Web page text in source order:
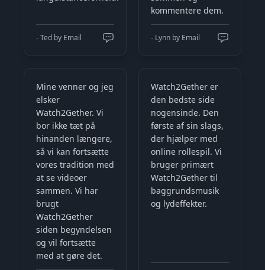
- Ted by Email
kommentere dem.
- Lynn by Email
Mine venner og jeg
elsker
Watch2Gether. Vi
bor ikke tæt på
hinanden længere,
så vi kan fortsætte
vores tradition med
at se videoer
sammen. Vi har
brugt
Watch2Gether
siden begyndelsen
og vil fortsætte
med at gøre det.
Watch2Gether er
den bedste side
nogensinde. Den
første af sin slags,
der hjælper med
online rollespil. Vi
bruger primært
Watch2Gether til
baggrundsmusik
og lydeffekter.